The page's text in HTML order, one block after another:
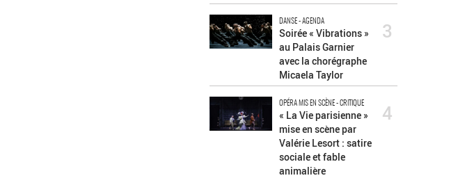
DANSE - AGENDA
Soirée « Vibrations »
au Palais Garnier
avec la chorégraphe
Micaela Taylor
3
OPÉRA MIS EN SCÈNE - CRITIQUE
« La Vie parisienne »
mise en scène par
Valérie Lesort : satire
sociale et fable
animalière
4